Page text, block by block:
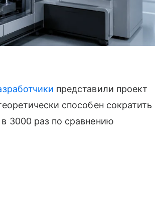
представили проект
способен сократить
3000 раз по сравнению